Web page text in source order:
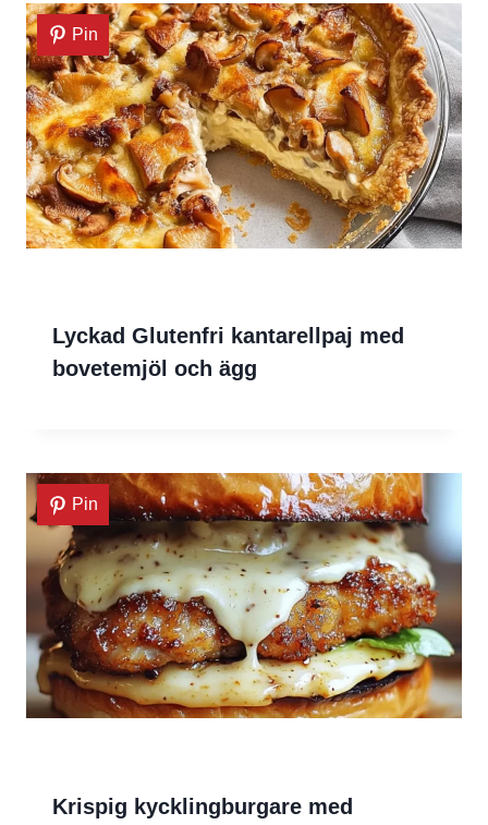
Pin
Lyckad Glutenfri kantarellpaj med
bovetemjöl och ägg
Pin
Krispig kycklingburgare med